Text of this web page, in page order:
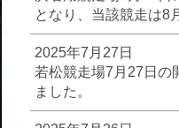
となり、当該競走は8
2025年7月27日
若松競走場7月27日の
ました。